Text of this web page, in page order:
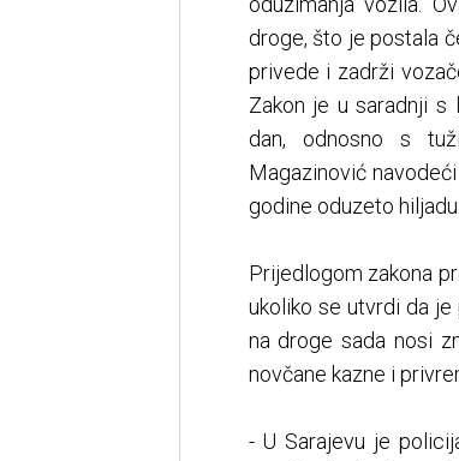
droge, što je postala
privede i zadrži
Zakon je u saradnji s
dan, odnosno s
Magazinović
godine oduzeto
Prijedlogom zakona
ukoliko se utvrdi da
na droge sada nosi
novčane kazne i
- U Sarajevu je